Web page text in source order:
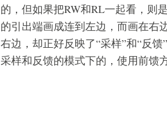
的，但如果把RW和RL一起看，则
的引出端画成连到左边，而画在右
右边，却正好反映了“采样”和“反
采样和反馈的模式下的，使用前馈